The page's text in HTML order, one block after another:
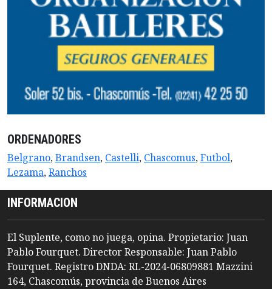
ORDENADORES
Belgrano,Brandsen, Castelli, Chascomus,Futbol,
Lezama,Ranchos
INFORMACION
El Suplente, como no juega, opina. Propietario: Juan
Pablo Fourquet. Director Responsable: Juan Pablo
Fourquet. Registro DNDA: RL-2024-06809881 Mazzini
164, Chascomús, provincia de Buenos Aires